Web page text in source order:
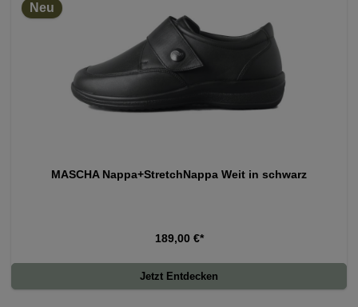
Neu
MASCHA Nappa+StretchNappa Weit in schwarz
189,00 €*
Jetzt Entdecken